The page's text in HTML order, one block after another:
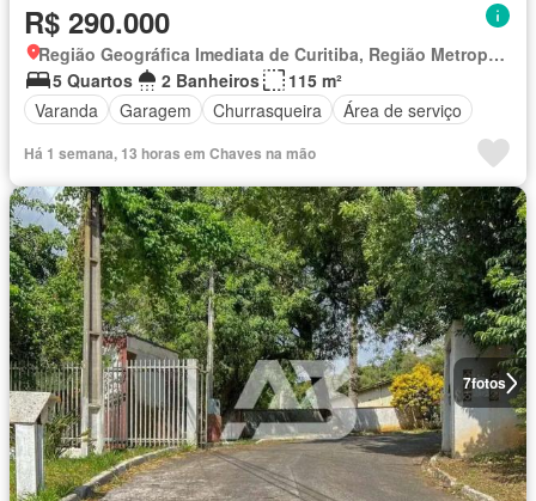
R$ 290.000
Região Geográfica Imediata de Curitiba, Região Metropolitana de Curitiba
5 Quartos
2 Banheiros
115 m²
Varanda
Garagem Churrasqueira Área de serviço
Há 1 semana, 13 horas em Chaves na mão
7fotos